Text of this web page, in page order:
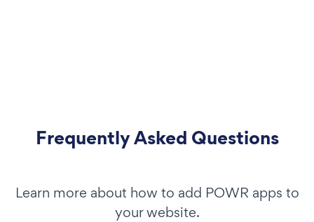
Frequently Asked Questions
Learn more about how to add POWR apps to
your website.